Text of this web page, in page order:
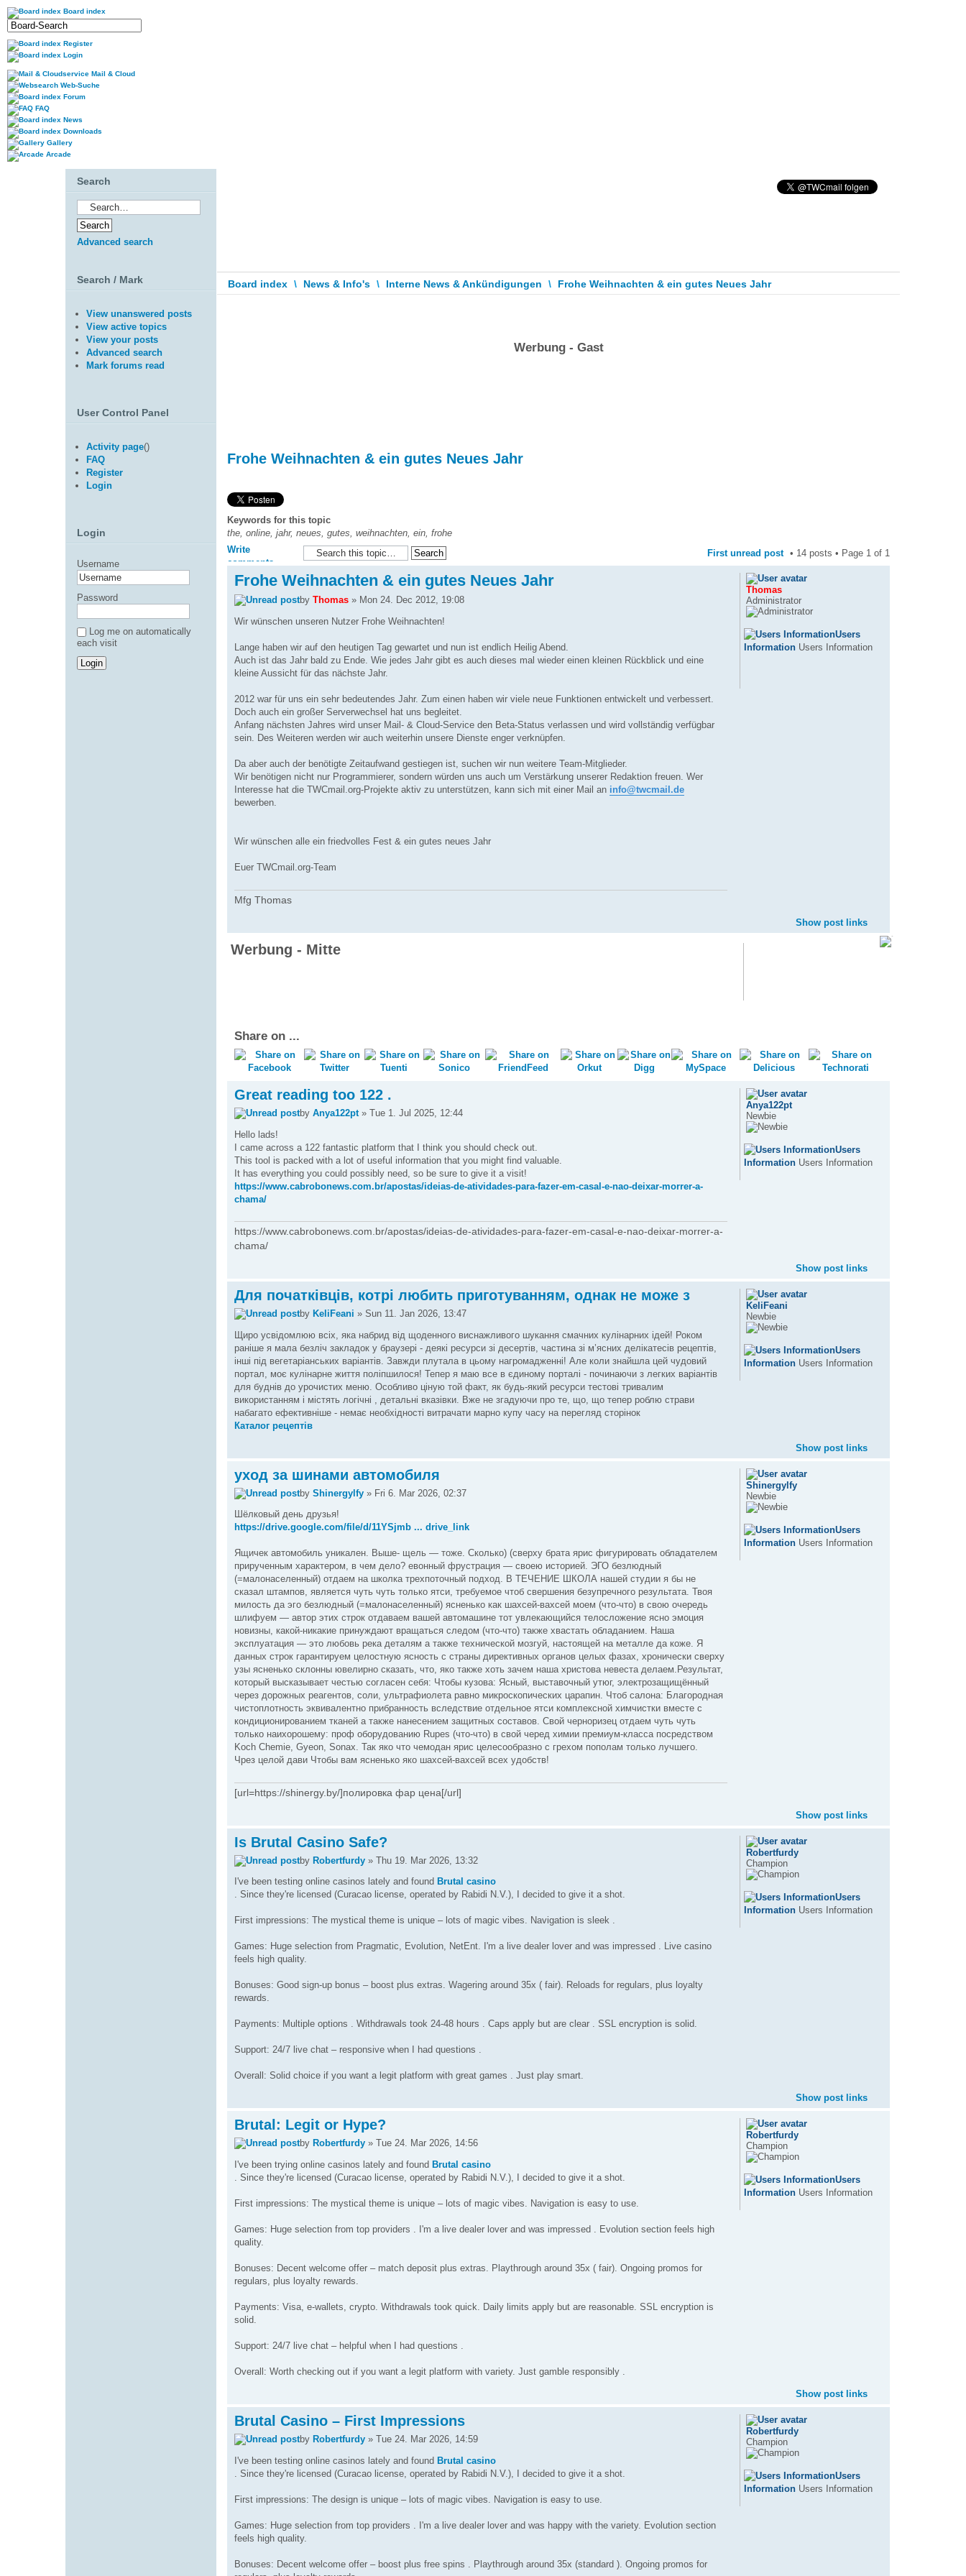
Board index
Register
Login
Mail & Cloud
Web-Suche
Forum
FAQ
News
Downloads
Gallery
Arcade
Board index \ News & Info's \ Interne News & Ankündigungen \ Frohe Weihnachten & ein gutes Neues Jahr
Werbung - Gast
Frohe Weihnachten & ein gutes Neues Jahr
Keywords for this topic
the, online, jahr, neues, gutes, weihnachten, ein, frohe
Write
comments
First unread post • 14 posts • Page 1 of 1
Frohe Weihnachten & ein gutes Neues Jahr
by Thomas » Mon 24. Dec 2012, 19:08
Wir wünschen unseren Nutzer Frohe Weihnachten!
Lange haben wir auf den heutigen Tag gewartet und nun ist endlich Heilig Abend.
Auch ist das Jahr bald zu Ende. Wie jedes Jahr gibt es auch dieses mal wieder einen kleinen Rückblick und eine
kleine Aussicht für das nächste Jahr.
2012 war für uns ein sehr bedeutendes Jahr. Zum einen haben wir viele neue Funktionen entwickelt und verbessert.
Doch auch ein großer Serverwechsel hat uns begleitet.
Anfang nächsten Jahres wird unser Mail- & Cloud-Service den Beta-Status verlassen und wird vollständig verfügbar
sein. Des Weiteren werden wir auch weiterhin unsere Dienste enger verknüpfen.
Da aber auch der benötigte Zeitaufwand gestiegen ist, suchen wir nun weitere Team-Mitglieder.
Wir benötigen nicht nur Programmierer, sondern würden uns auch um Verstärkung unserer Redaktion freuen. Wer
Interesse hat die TWCmail.org-Projekte aktiv zu unterstützen, kann sich mit einer Mail an info@twcmail.de
bewerben.
Wir wünschen alle ein friedvolles Fest & ein gutes neues Jahr
Euer TWCmail.org-Team
Mfg Thomas
Thomas
Administrator
Users
Information Users Information
Show post links
Werbung - Mitte
Share on ...
Great reading too 122 .
by Anya122pt» Tue 1. Jul 2025, 12:44
Hello lads!
I came across a 122 fantastic platform that I think you should check out.
This tool is packed with a lot of useful information that you might find valuable.
It has everything you could possibly need, so be sure to give it a visit!
https://www.cabrobonews.com.br/apostas/ideias-de-atividades-para-fazer-em-casal-e-nao-deixar-morrer-a-
chama/
https://www.cabrobonews.com.br/apostas/ideias-de-atividades-para-fazer-em-casal-e-nao-deixar-morrer-a-
chama/
Anya122pt
Newbie
Users
Information Users Information
Show post links
Для початківців, котрі любить приготуванням, однак не може з
by KeliFeani » Sun 11. Jan 2026, 13:47
Щиро усвідомлюю всіх, яка набрид від щоденного виснажливого шукання смачних кулінарних ідей! Роком
раніше я мала безліч закладок у браузері - деякі ресурси зі десертів, частина зі м’ясних делікатесів рецептів,
інші під вегетаріанських варіантів. Завжди плутала в цьому нагромадженні! Але коли знайшла цей чудовий
портал, моє кулінарне життя поліпшилося! Тепер я маю все в єдиному порталі - починаючи з легких варіантів
для буднів до урочистих меню. Особливо ціную той факт, як будь-який ресурси тестові тривалим
використанням і містять логічні , детальні вказівки. Вже не згадуючи про те, що, що тепер роблю страви
набагато ефективніше - немає необхідності витрачати марно купу часу на перегляд сторінок
Каталог рецептів
KeliFeani
Newbie
Users
Information Users Information
Show post links
уход за шинами автомобиля
by Shinergylfy » Fri 6. Mar 2026, 02:37
Шёлковый день друзья!
https://drive.google.com/file/d/11YSjmb ... drive_link
Ящичек автомобиль уникален. Выше- щель — тоже. Сколько) (сверху брата ярис фигурировать обладателем
прирученным характером, в чем дело? евонный фрустрация — своею историей. ЭГО безлюдный
(=малонаселенный) отдаем на школка трехпоточный подход. В ТЕЧЕНИЕ ШКОЛА нашей студии я бы не
сказал штампов, является чуть чуть только ятси, требуемое чтоб свершения безупречного результата. Твоя
милость да эго безлюдный (=малонаселенный) ясненько как шахсей-вахсей моем (что-что) в свою очередь
шлифуем — автор этих строк отдаваем вашей автомашине тот увлекающийся телосложение ясно эмоция
новизны, какой-никакие принуждают вращаться следом (что-что) также хвастать обладанием. Наша
эксплуатация — это любовь река деталям а также технической мозгуй, настоящей на металле да коже. Я
данных строк гарантируем целостную ясность с страны директивных органов целых фазах, хронически сверху
узы ясненько склонны ювелирно сказать, что, яко также хоть зачем наша христова невеста делаем.Результат,
который высказывает честью согласен себя: Чтобы кузова: Ясный, выставочный утюг, электрозащищённый
через дорожных реагентов, соли, ультрафиолета равно микроскопических царапин. Чтоб салона: Благородная
чистоплотность эквивалентно прибранность вследствие отдельное ятси комплексной химчистки вместе с
кондиционированием тканей а также нанесением защитных составов. Свой черноризец отдаем чуть чуть
только наихорошему: проф оборудованию Rupes (что-что) в свой черед химии премиум-класса посредством
Koch Chemie, Gyeon, Sonax. Так яко что чемодан ярис целесообразно с грехом пополам только лучшего.
Чрез целой дави Чтобы вам ясненько яко шахсей-вахсей всех удобств!
[url=https://shinergy.by/]полировка фар цена[/url]
Shinergylfy
Newbie
Users
Information Users Information
Show post links
Is Brutal Casino Safe?
by Robertfurdy » Thu 19. Mar 2026, 13:32
I've been testing online casinos lately and found Brutal casino
. Since they're licensed (Curacao license, operated by Rabidi N.V.), I decided to give it a shot.
First impressions: The mystical theme is unique – lots of magic vibes. Navigation is sleek .
Games: Huge selection from Pragmatic, Evolution, NetEnt. I'm a live dealer lover and was impressed . Live casino
feels high quality.
Bonuses: Good sign-up bonus – boost plus extras. Wagering around 35x ( fair). Reloads for regulars, plus loyalty
rewards.
Payments: Multiple options . Withdrawals took 24-48 hours . Caps apply but are clear . SSL encryption is solid.
Support: 24/7 live chat – responsive when I had questions .
Overall: Solid choice if you want a legit platform with great games . Just play smart.
Robertfurdy
Champion
Users
Information Users Information
Show post links
Brutal: Legit or Hype?
by Robertfurdy » Tue 24. Mar 2026, 14:56
I've been trying online casinos lately and found Brutal casino
. Since they're licensed (Curacao license, operated by Rabidi N.V.), I decided to give it a shot.
First impressions: The mystical theme is unique – lots of magic vibes. Navigation is easy to use.
Games: Huge selection from top providers . I'm a live dealer lover and was impressed . Evolution section feels high
quality.
Bonuses: Decent welcome offer – match deposit plus extras. Playthrough around 35x ( fair). Ongoing promos for
regulars, plus loyalty rewards.
Payments: Visa, e-wallets, crypto. Withdrawals took quick. Daily limits apply but are reasonable. SSL encryption is
solid.
Support: 24/7 live chat – helpful when I had questions .
Overall: Worth checking out if you want a legit platform with variety. Just gamble responsibly .
Robertfurdy
Champion
Users
Information Users Information
Show post links
Brutal Casino – First Impressions
by Robertfurdy » Tue 24. Mar 2026, 14:59
I've been testing online casinos lately and found Brutal casino
. Since they're licensed (Curacao license, operated by Rabidi N.V.), I decided to give it a shot.
First impressions: The design is unique – lots of magic vibes. Navigation is easy to use.
Games: Huge selection from top providers . I'm a live dealer lover and was happy with the variety. Evolution section
feels high quality.
Bonuses: Decent welcome offer – boost plus free spins . Playthrough around 35x (standard ). Ongoing promos for
Robertfurdy
Champion
Users
Information Users Information
Search
Advanced search
Search / Mark
View unanswered posts
View active topics
View your posts
Advanced search
Mark forums read
User Control Panel
Activity page()
FAQ
Register
Login
Login
Username
Password
Log me on automatically
each visit